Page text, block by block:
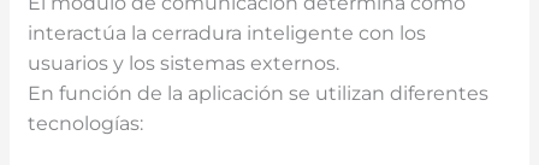
interactúa la cerradura inteligente con los
usuarios y los sistemas externos.
En función de la aplicación se utilizan diferentes
tecnologías: